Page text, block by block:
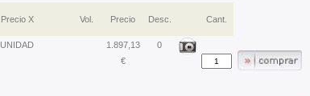
Precio X Vol. Precio Desc. Cant.
UNIDAD
1.897,13
€
0